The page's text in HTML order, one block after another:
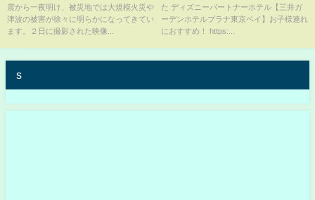
覆」被災地の最新状況は…能登
半島地震 Japan earthquake
震から一夜明け、被災地では大規模火災や
津波の被害が徐々に明らかになってきてい
ます。２日に撮影された映像...
ガーデンホテルプラナ東京ベ
イ」にて金バエの元カノ範馬勇
テルマネジメント】
た ディズニーパートナーホテル【三井ガ
ーデンホテルプラナ東京ベイ】お子様連れ
におすすめ！ https:...
s